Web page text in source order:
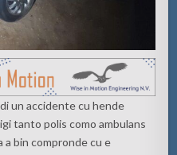
un accidente cu hende
tanto polis como ambulans
a bin compronde cu e